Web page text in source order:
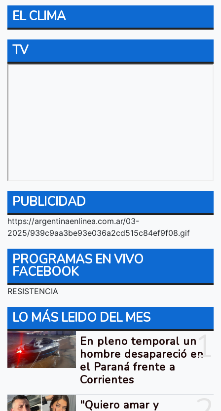
EL CLIMA
TV
PUBLICIDAD
https://argentinaenlinea.com.ar/03-
2025/939c9aa3be93e036a2cd515c84ef9f08.gif
PROGRAMAS EN VIVO
FACEBOOK
RESISTENCIA
LO MÁS LEIDO DEL MES
1
En pleno temporal un
hombre desapareció en
el Paraná frente a
Corrientes
"Quiero amar y